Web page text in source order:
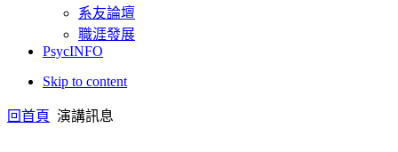
系友論壇
職涯發展
PsycINFO
Skip to content
回首頁 演講訊息